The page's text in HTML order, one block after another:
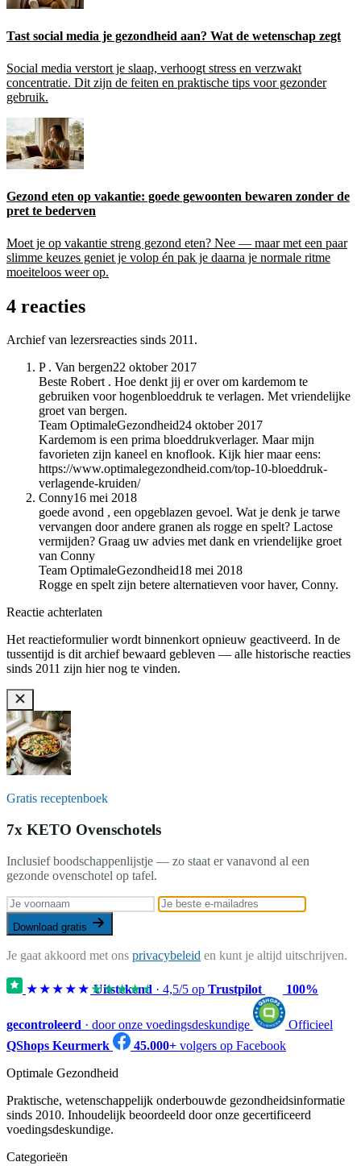
Tast social media je gezondheid aan? Wat de wetenschap zegt
Social media verstort je slaap, verhoogt stress en verzwakt
concentratie. Dit zijn de feiten en praktische tips voor gezonder
gebruik.
Gezond eten op vakantie: goede gewoonten bewaren zonder de
pret te bederven
Moet je op vakantie streng gezond eten? Nee — maar met een paar
slimme keuzes geniet je volop én pak je daarna je normale ritme
moeiteloos weer op.
4 reacties
Archief van lezersreacties sinds 2011.
P . Van bergen22 oktober 2017
Beste Robert . Hoe denkt jij er over om kardemom te
gebruiken voor hogenbloeddruk te verlagen. Met vriendelijke
groet van bergen.
Team OptimaleGezondheid24 oktober 2017
Kardemom is een prima bloeddrukverlager. Maar mijn
favorieten zijn kaneel en knoflook. Kijk hier maar eens:
https://www.optimalegezondheid.com/top-10-bloeddruk-
verlagende-kruiden/
Conny16 mei 2018
goede avond , een opgeblazen gevoel. Wat je denk je tarwe
vervangen door andere granen als rogge en spelt? Lactose
vermijden? Graag uw advies met dank en vriendelijke groet
van Conny
Team OptimaleGezondheid18 mei 2018
Rogge en spelt zijn betere alternatieven voor haver, Conny.
Reactie achterlaten
Het reactieformulier wordt binnenkort opnieuw geactiveerd. In de
tussentijd is dit archief bewaard gebleven — alle historische reacties
sinds 2011 zijn hier nog te vinden.
Gratis receptenboek
7x KETO Ovenschotels
Inclusief boodschappenlijstje — zo staat er vanavond al een
gezonde ovenschotel op tafel.
Download gratis
Je gaat akkoord met ons privacybeleid en kunt je altijd uitschrijven.
★★★★★★★★★★
Uitstekend · 4,5/5 op Trustpilot 100%
gecontroleerd · door onze voedingsdeskundige
Officieel
QShops Keurmerk
45.000+ volgers op Facebook
Optimale Gezondheid
Praktische, wetenschappelijk onderbouwde gezondheidsinformatie
sinds 2010. Inhoudelijk beoordeeld door onze gecertificeerd
voedingsdeskundige.
Categorieën